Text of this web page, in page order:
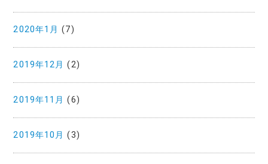
2020年1月 (7)
2019年12月 (2)
2019年11月 (6)
2019年10月 (3)